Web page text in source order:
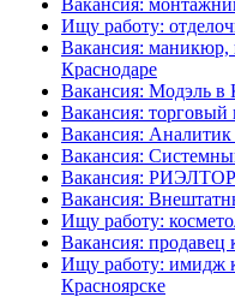
Вакансия:
Ищу работу:
Вакансия: маникюр,
Краснодаре
Вакансия: Модэль в
Вакансия: торговый
Вакансия:
Вакансия:
Вакансия: РИЭЛТОР
Вакансия:
Ищу работу:
Вакансия: продавец
Ищу работу: имидж
Красноярске